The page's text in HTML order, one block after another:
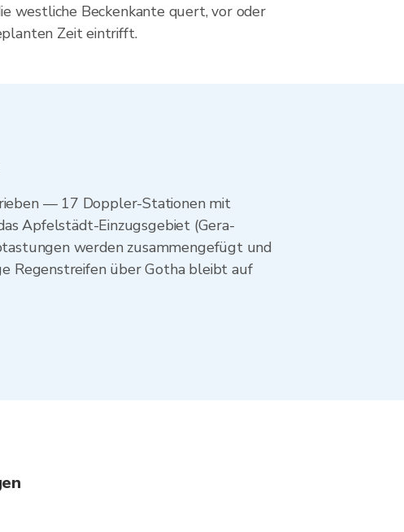
westliche Beckenkante quert, vor oder
Zeit eintrifft.
— 17 Doppler-Stationen mit
Apfelstädt-Einzugsgebiet (Gera-
werden zusammengefügt und
Regenstreifen über Gotha bleibt auf